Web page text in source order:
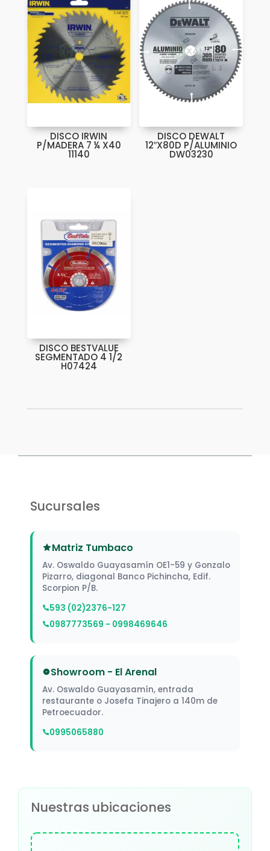
DISCO IRWIN
P/MADERA 7 ¼ X40
11140
DISCO DEWALT
12″X80D P/ALUMINIO
DW03230
DISCO BESTVALUE
SEGMENTADO 4 1/2
H07424
Sucursales
Matriz Tumbaco
Av. Oswaldo Guayasamín OE1-59 y Gonzalo
Pizarro, diagonal Banco Pichincha, Edif.
Scorpion P/B.
593 (02)2376-127
0987773569 - 0998469646
Showroom - El Arenal
Av. Oswaldo Guayasamín, entrada
restaurante o Josefa Tinajero a 140m de
Petroecuador.
0995065880
Nuestras ubicaciones